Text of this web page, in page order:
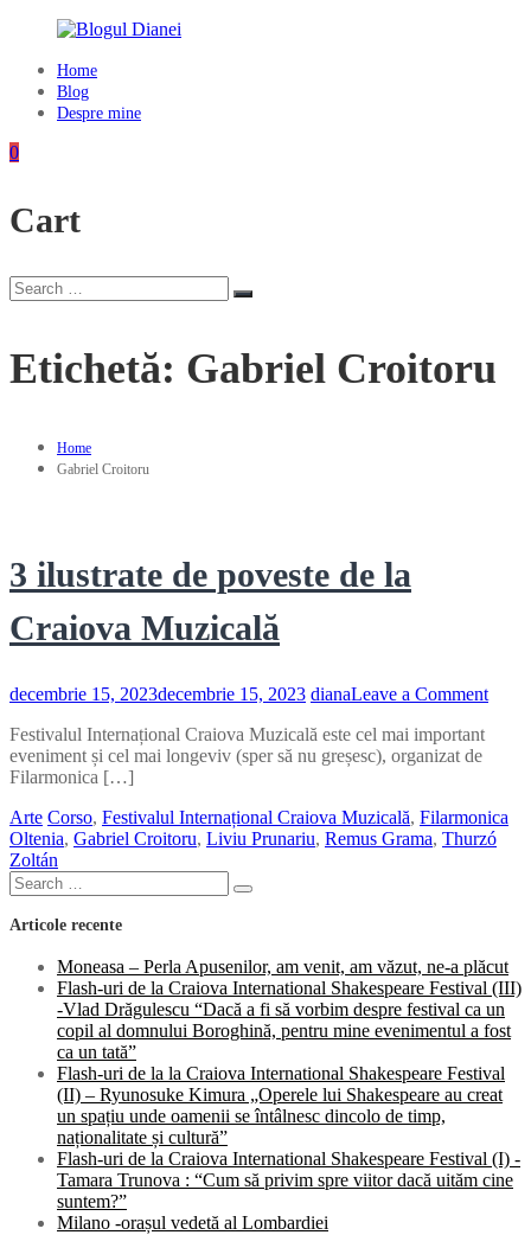
content
Blogul
Dianei
Blognotes
călătorii
și
finețuri
Home
Blog
Despre mine
0
Cart
Search
for:
Search
Etichetă: Gabriel Croitoru
Home
Gabriel Croitoru
3 ilustrate de poveste de la
Craiova Muzicală
decembrie 15, 2023decembrie 15, 2023 dianaLeave a Commenton
la
Festivalul Internațional Craiova Muzicală este cel mai important
eveniment și cel mai longeviv (sper să nu greșesc), organizat de
Filarmonica […]
Arte Corso, Festivalul Internațional Craiova Muzicală, Filarmonica
Oltenia, Gabriel Croitoru, Liviu Prunariu, Remus Grama, Thurzó
Zoltán
Search
for:
Search
Articole recente
Moneasa – Perla Apusenilor, am venit, am văzut, ne-a plăcut
Flash-uri de la Craiova International Shakespeare Festival (III)
-Vlad Drăgulescu “Dacă a fi să vorbim despre festival ca un
copil al domnului Boroghină, pentru mine evenimentul a fost
ca un tată”
Flash-uri de la la Craiova International Shakespeare Festival
(II) – Ryunosuke Kimura „Operele lui Shakespeare au creat
un spațiu unde oamenii se întâlnesc dincolo de timp,
naționalitate și cultură”
Flash-uri de la Craiova International Shakespeare Festival (I) -
Tamara Trunova : “Cum să privim spre viitor dacă uităm cine
suntem?”
Milano -orașul vedetă al Lombardiei